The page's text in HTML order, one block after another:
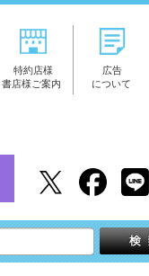
特約店様
書店様ご案内
広告
について